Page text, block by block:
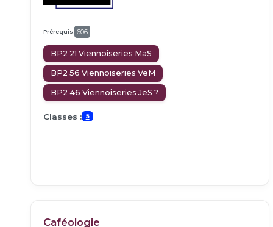
Prérequis: 606
BP2 21 Viennoiseries MaS
BP2 56 Viennoiseries VeM
BP2 46 Viennoiseries JeS ?
Classes : 5
Caféologie